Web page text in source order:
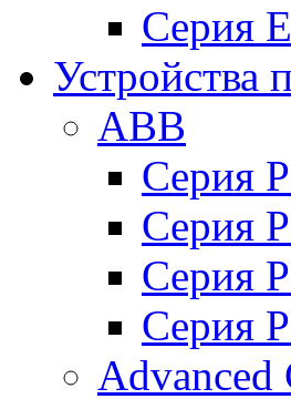
Серия
Устройства
ABB
Cерия
Cерия
Cерия
Серия
Advanced